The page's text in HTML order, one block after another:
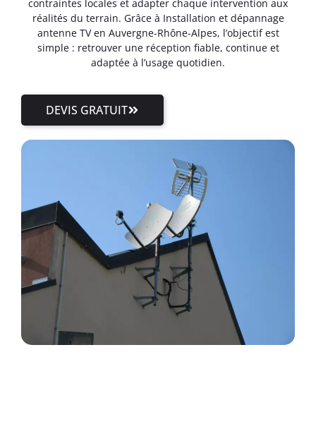
contraintes locales et adapter chaque intervention aux
réalités du terrain. Grâce à Installation et dépannage
antenne TV en Auvergne-Rhône-Alpes, l’objectif est
simple : retrouver une réception fiable, continue et
adaptée à l’usage quotidien.
DEVIS GRATUIT